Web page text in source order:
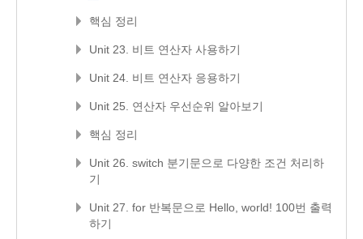
핵심 정리
Unit 23. 비트 연산자 사용하기
Unit 24. 비트 연산자 응용하기
Unit 25. 연산자 우선순위 알아보기
핵심 정리
Unit 26. switch 분기문으로 다양한 조건 처리하
기
Unit 27. for 반복문으로 Hello, world! 100번 출력
하기